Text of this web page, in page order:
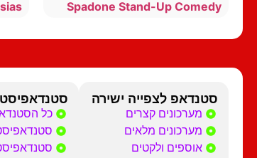
Spadone Stand-Up Comedy
סטנדאפ לצפייה ישירה
מערכונים קצרים
מערכונים מלאים
אוספים ולקטים
כל